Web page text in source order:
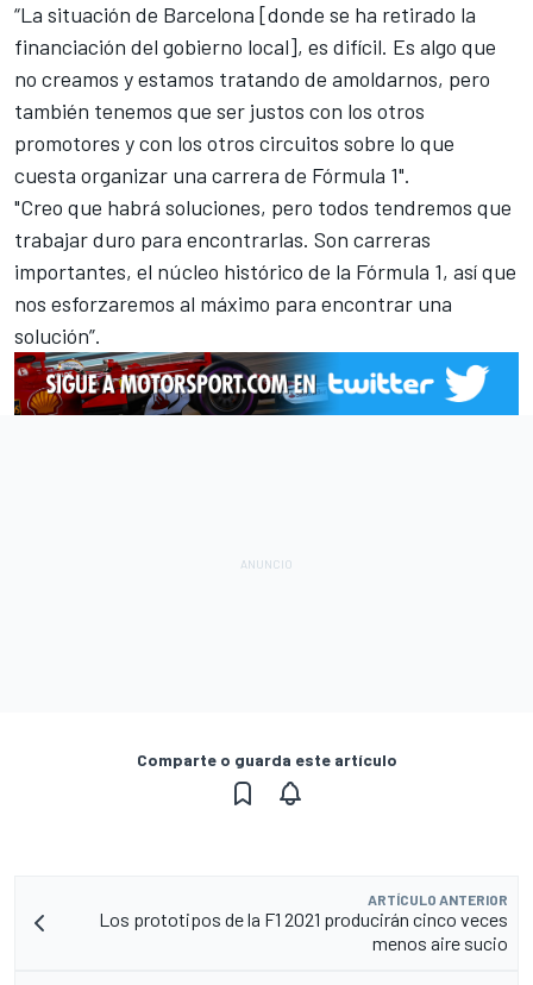
“La situación de Barcelona [donde se ha retirado la
financiación del gobierno local], es difícil. Es algo que
no creamos y estamos tratando de amoldarnos, pero
también tenemos que ser justos con los otros
promotores y con los otros circuitos sobre lo que
cuesta organizar una carrera de Fórmula 1".
"Creo que habrá soluciones, pero todos tendremos que
trabajar duro para encontrarlas. Son carreras
importantes, el núcleo histórico de la Fórmula 1, así que
nos esforzaremos al máximo para encontrar una
solución”.
Comparte o guarda este artículo
ARTÍCULO ANTERIOR
Los prototipos de la F1 2021 producirán cinco veces
menos aire sucio